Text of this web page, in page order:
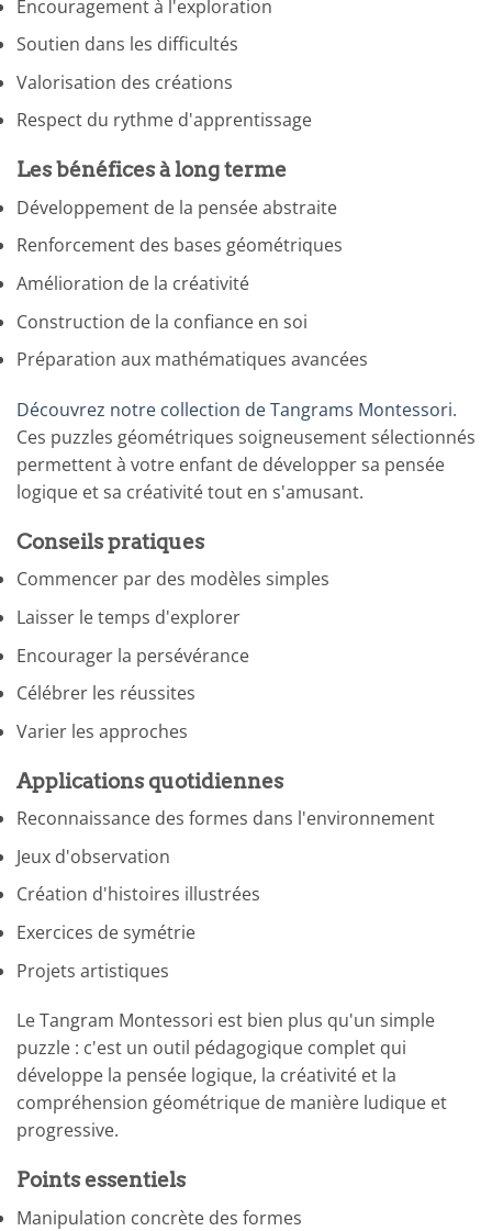
Encouragement à l'exploration
Soutien dans les difficultés
Valorisation des créations
Respect du rythme d'apprentissage
Les bénéfices à long terme
Développement de la pensée abstraite
Renforcement des bases géométriques
Amélioration de la créativité
Construction de la confiance en soi
Préparation aux mathématiques avancées
Découvrez notre collection de Tangrams Montessori.
Ces puzzles géométriques soigneusement sélectionnés
permettent à votre enfant de développer sa pensée
logique et sa créativité tout en s'amusant.
Conseils pratiques
Commencer par des modèles simples
Laisser le temps d'explorer
Encourager la persévérance
Célébrer les réussites
Varier les approches
Applications quotidiennes
Reconnaissance des formes dans l'environnement
Jeux d'observation
Création d'histoires illustrées
Exercices de symétrie
Projets artistiques
Le Tangram Montessori est bien plus qu'un simple
puzzle : c'est un outil pédagogique complet qui
développe la pensée logique, la créativité et la
compréhension géométrique de manière ludique et
progressive.
Points essentiels
Manipulation concrète des formes